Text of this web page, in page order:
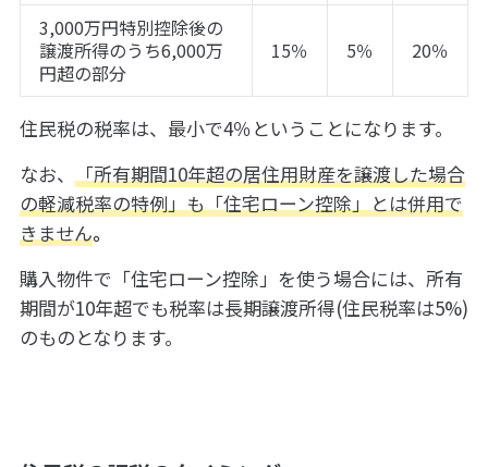
3,000万円特別控除後の
譲渡所得のうち6,000万
円超の部分
15％ 5％ 20％
住民税の税率は、最小で4％ということになります。
なお、
「所有期間10年超の居住用財産を譲渡した場合
の軽減税率の特例」も「住宅ローン控除」とは併用で
きません。
購入物件で「住宅ローン控除」を使う場合には、所有
期間が10年超でも税率は長期譲渡所得(住民税率は5%)
のものとなります。